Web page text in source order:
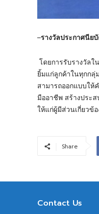
–รางวัลประกาศนีย
โดยการรับรางวัล
ยิ้มแก่ลูกค้าในทุกก
สามารถออกแบบให้
มืออาชีพ สร้างประ
ให้แก่ผู้มีส่วนเกี่ยวข้
Share
Contact Us